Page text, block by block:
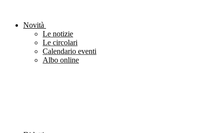
Novità
Le notizie
Le circolari
Calendario eventi
Albo online